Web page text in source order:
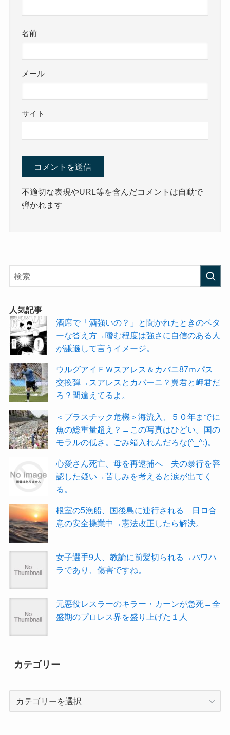
名前
メール
サイト
不適切な表現やURL等を含んだコメントは自動で
弾かれます
人気記事
酒席で「酒強いの？」と聞かれたときのベタ
ーな答え方→嗜む程度は強さに自信のある人
が謙遜して言うイメージ。
ウルグアイＦＷスアレス＆カバニ87ｍパス
交換弾→スアレスとカバーニ？翼君と岬君だ
ろ？間違えてるよ。
＜プラスチック危機＞海流入、５０年までに
魚の総重量超え？→この写真はひどい。国の
モラルの低さ。ごみ箱入れんだろな(^_^;)。
心愛さん死亡、母を再逮捕へ 夫の暴行を容
認した疑い→苦しみを考えると涙が出てく
る。
根室の5漁船、国後島に連行される 日ロ合
意の安全操業中→憲法改正したら解決。
女子選手9人、教諭に前髪切られる→パワハ
ラであり、傷害ですね。
元悪役レスラーのキラー・カーンが急死→全
盛期のプロレス界を盛り上げた１人
カテゴリー